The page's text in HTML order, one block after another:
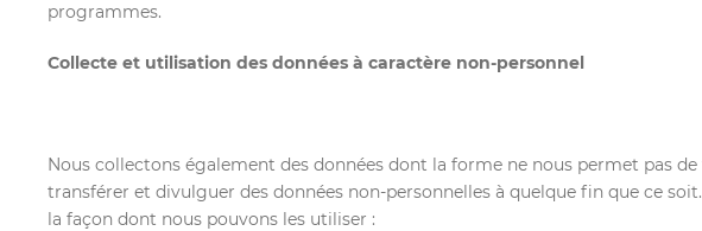
programmes.
Collecte et utilisation des données à caractère non-personnel
Nous collectons également des données dont la forme ne nous permet pas
transférer et divulguer des données non-personnelles à quelque fin que ce
la façon dont nous pouvons les utiliser :